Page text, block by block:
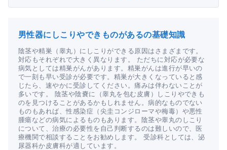
男性器にしこりやできものがあるの基礎知識
陰茎や精巣（睾丸）にしこりができる原因はさまざまです。
対応もそれぞれで大きく異なります。 ただちに対応が必要な
病気としては精巣がんがあります。精巣がんは進行が早いの
で一刻も早い受診が必要です。精巣が大きくなっていると感
じたら、速やかに受診してください。痛みは伴わないことが
多いです。 陰茎や陰嚢に（睾丸を包む皮膚）しこりやできも
のを見つけることがあるかもしれません。病的なものでない
ものもあれば、性感染症（尖圭コンジローマや梅毒）や悪性
腫瘍などの病気によるものもあります。陰茎や睾丸のしこり
について、治療の必要性を自己判断するのは難しいので、医
療機関で相談することをお勧めします。 受診科としては、泌
尿器科か皮膚科が適しています。